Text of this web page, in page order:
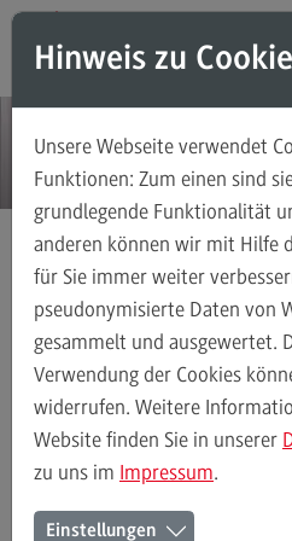
Direkt zum Inhalt
Direkt zum Hauptmenu
Direkt zum Footer
Masterstudiengänge
Accounting, Controlling,
Accounting, Controlling,
Modulangebot
Berufsperspektiven
Kontakt
Advanced Practice in
Advanced Practice in
Rahmenbedingungen
Aktuelles
Hinweis zu
Unsere Webseite verwendet
Funktionen: Zum einen sind
grundlegende Funktionalität
anderen können wir mit Hilfe
für Sie immer weiter
pseudonymisierte Daten von
gesammelt und ausgewertet.
Verwendung der Cookies
widerrufen. Weitere
Website finden Sie in unserer
zu uns im Impressum.
Einstellungen